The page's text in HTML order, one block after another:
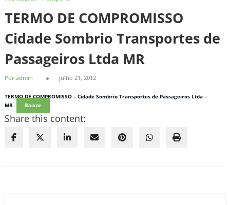
TERMO DE COMPROMISSO
Cidade Sombrio Transportes de
Passageiros Ltda MR
Por admin julho 21, 2012
TERMO DE COMPROMISSO – Cidade Sombrio Transportes de Passageiros Ltda –
MR
Baixar
Share this content: